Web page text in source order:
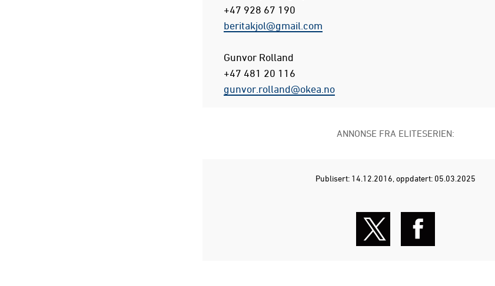
+47 928 67 190
beritakjol@gmail.com
Gunvor Rolland
+47 481 20 116
gunvor.rolland@okea.no
ANNONSE FRA ELITESERIEN:
Publisert: 14.12.2016 , oppdatert: 05.03.2025